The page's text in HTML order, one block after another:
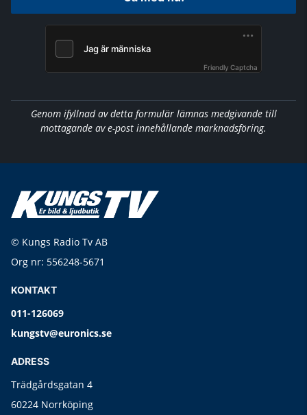
Friendly Captcha
Genom ifyllnad av detta formulär lämnas medgivande till
mottagande av e-post innehållande marknadsföring.
© Kungs Radio Tv AB
Org nr: 556248-5671
KONTAKT
011-126069
kungstv@euronics.se
ADRESS
Trädgårdsgatan 4
60224 Norrköping